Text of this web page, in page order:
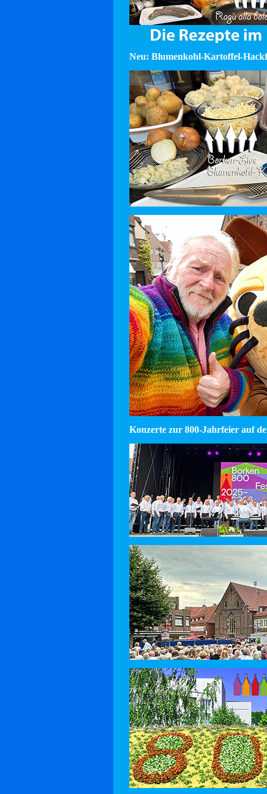
Neu: Blumenkohl-Kartoffel-
Konzerte zur 800-Jahrfeier auf